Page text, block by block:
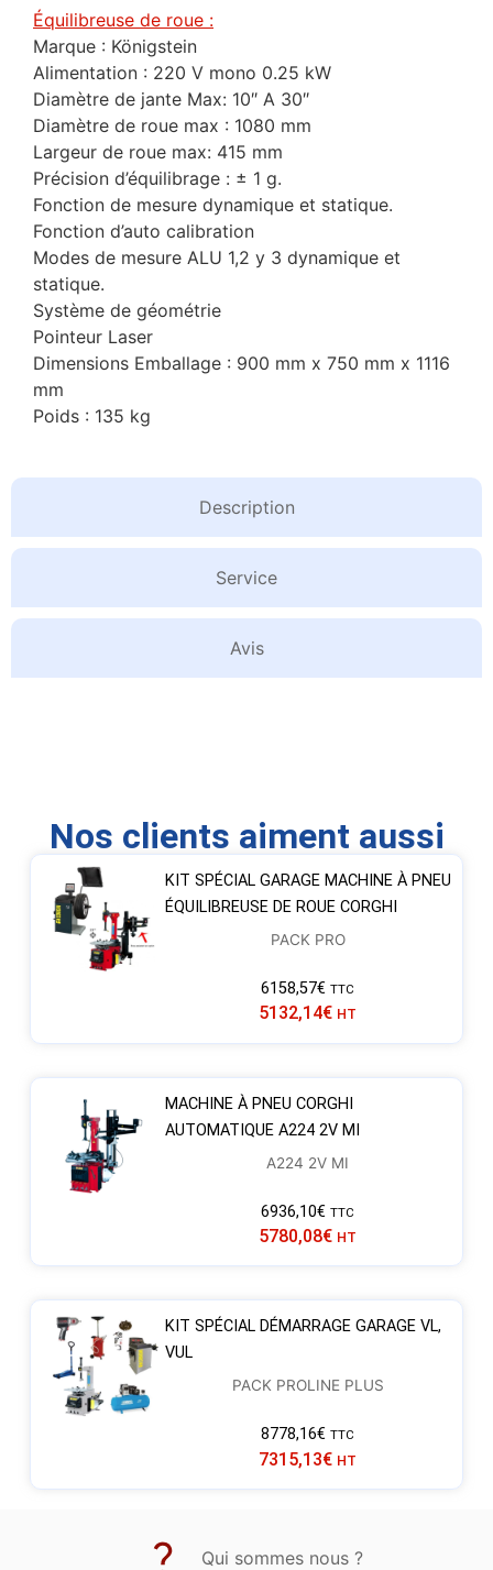
Description
Service
Avis
Équilibreuse de roue :
Marque : Königstein
Alimentation : 220 V mono 0.25 kW
Diamètre de jante Max: 10″ A 30″
Diamètre de roue max : 1080 mm
Largeur de roue max: 415 mm
Précision d’équilibrage : ± 1 g.
Fonction de mesure dynamique et statique.
Fonction d’auto calibration
Modes de mesure ALU 1,2 y 3 dynamique et
statique.
Système de géométrie
Pointeur Laser
Dimensions Emballage : 900 mm x 750 mm x 1116
mm
Poids : 135 kg
Nos clients aiment aussi
KIT SPÉCIAL GARAGE MACHINE À PNEU
ÉQUILIBREUSE DE ROUE CORGHI
PACK PRO
6158,57€ TTC
5132,14€ HT
MACHINE À PNEU CORGHI
AUTOMATIQUE A224 2V MI
A224 2V MI
6936,10€ TTC
5780,08€ HT
KIT SPÉCIAL DÉMARRAGE GARAGE VL,
VUL
PACK PROLINE PLUS
8778,16€ TTC
7315,13€ HT
Qui sommes nous ?